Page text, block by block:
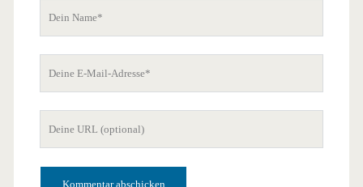
Adresse